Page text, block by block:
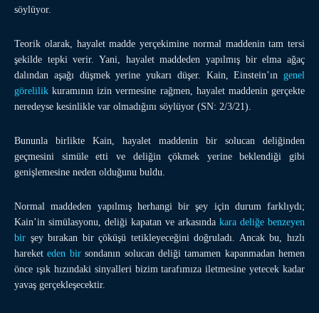
söylüyor.
Teorik olarak, hayalet madde yerçekimine normal maddenin tam tersi
şekilde tepki verir. Yani, hayalet maddeden yapılmış bir elma ağaç
dalından aşağı düşmek yerine yukarı düşer. Kain, Einstein’ın genel
görelilik kuramının izin vermesine rağmen, hayalet maddenin gerçekte
neredeyse kesinlikle var olmadığını söylüyor (SN: 2/3/21).
Bununla birlikte Kain, hayalet maddenin bir solucan deliğinden
geçmesini simüle etti ve deliğin çökmek yerine beklendiği gibi
genişlemesine neden olduğunu buldu.
Normal maddeden yapılmış herhangi bir şey için durum farklıydı;
Kain’in simülasyonu, deliği kapatan ve arkasında kara deliğe benzeyen
bir şey bırakan bir çöküşü tetikleyeceğini doğruladı. Ancak bu, hızlı
hareketeden birsondanın solucan deliği tamamen kapanmadan hemen
önce ışık hızındaki sinyalleri bizim tarafımıza iletmesine yetecek kadar
yavaş gerçekleşecektir.